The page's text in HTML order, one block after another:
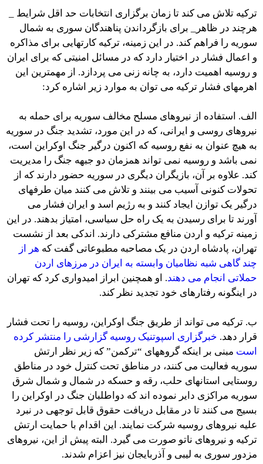
ترکیه تلاش می کند تا زمان برگزاری انتخابات حد اقل شرایط _
هرچند در ظاهر_ برای بازگرداندن پناهندگان سوری به شمال
سوریه را فراهم کند. در این زمینه، ترکیه کارتهایی برای مذاکره
و اعمال فشار در اختیار دارد که در مسائل امنیتی که برای ایران
و روسیه اهمیت دارد، به چانه زنی می پردازد. از مهمترین این
اهرمهای فشار ترکیه می توان به موارد زیر اشاره کرد:
الف. استفاده از نیروهای مسلح مخالف سوریه برای حمله به
نیروهای روسی و ایرانی، که در این مورد، تشدید جنگ در سوریه
به هیچ عنوان به نفع روسیه که اکنون درگیر جنگ اوکراین است،
نمی باشد و روسیه نمی تواند همزمان دو جبهه جنگ را مدیریت
کند. علاوه بر آن، بازیگران دیگری در سوریه حضور دارند که از
تحولات کنونی آسیب می بینند و تلاش می کنند میان طرفهای
درگیر یک توازن ایجاد کنند و به رژیم اسد و ایران فشار می
آورند تا برای رسیدن به یک راه حل سیاسی، امتیاز بدهند. در این
زمینه ترکیه و اردن منافع مشترکی دارند. اندکی بعد از نشست
تهران، پادشاه اردن در یک مصاحبه مطبوعاتی گفت که هر از
چند گاهی شبه نظامیان وابسته به ایران در مرزهای اردن
حملاتی انجام می دهند. او همچنین ابراز امیدواری کرد که تهران
در اینگونه رفتارهای خود تجدید نظر کند.
ب. ترکیه می تواند از طریق جنگ اوکراین، روسیه را تحت فشار
قرار دهد. خبرگزاری اسپوتنیک روسیه گزارشی را منتشر کرده
است مبنی بر اینکه گروههای “ترکمن” که زیر نظر ارتش
سوریه فعالیت می کنند، در مناطق تحت کنترل خود در مناطق
روستایی استانهای حلب، رقه و حسکه در شمال و شمال شرق
سوریه مراکزی دایر نموده اند که دواطلبان جنگ در اوکراین را
بسیج می کنند تا در مقابل دریافت حقوق قابل توجهی در نبرد
علیه نیروهای روسیه شرکت نمایند. این اقدام با حمایت ارتش
ترکیه و نیروهای ناتو صورت می گیرد. البته پیش از این، نیروهای
مزدور سوری به لیبی و آذربایجان نیز اعزام شدند.